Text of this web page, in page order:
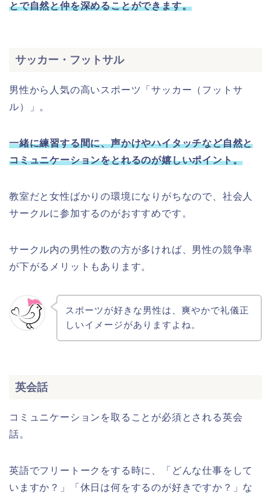
とで自然と仲を深めることができます。
サッカー・フットサル
男性から人気の高いスポーツ「サッカー（フットサ
ル）」。
一緒に練習する間に、声かけやハイタッチなど自然と
コミュニケーションをとれるのが嬉しいポイント。
教室だと女性ばかりの環境になりがちなので、社会人
サークルに参加するのがおすすめです。
サークル内の男性の数の方が多ければ、男性の競争率
が下がるメリットもあります。
スポーツが好きな男性は、爽やかで礼儀正
しいイメージがありますよね。
英会話
コミュニケーションを取ることが必須とされる英会
話。
英語でフリートークをする時に、「どんな仕事をして
いますか？」「休日は何をするのが好きですか？」な